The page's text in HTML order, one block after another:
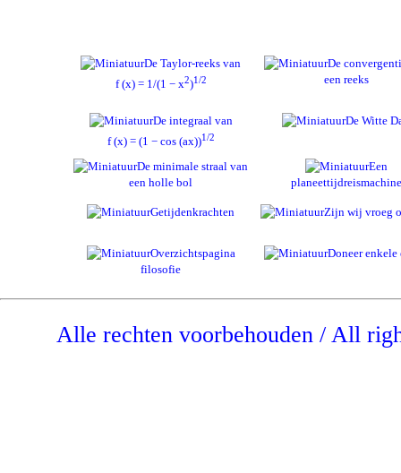
De Taylor-reeks van
f (x) = 1/(1 − x2)1/2
De
een reeks
De integraal van
f (x) = (1 − cos (ax))1/2
De Witte
De minimale straal van
een holle bol
Een
planeettijdreismachine
Getijdenkrachten Zijn wij vroeg
Overzichtspagina
filosofie
Doneer enkele
Alle rechten voorbehouden / All